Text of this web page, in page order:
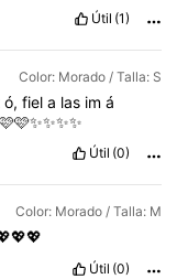
Útil (1)
Color: Morado / Talla: S
ó, fiel a las im á
Útil (0)
Color: Morado / Talla: M
Útil (0)